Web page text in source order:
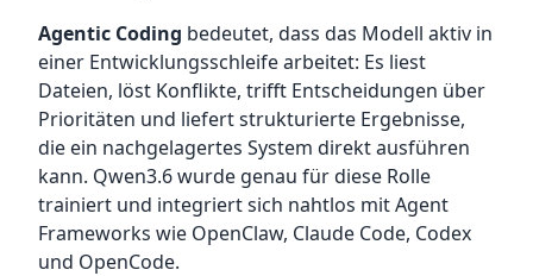
Agentic Coding bedeutet, dass das Modell aktiv in
einer Entwicklungsschleife arbeitet: Es liest
Dateien, löst Konflikte, trifft Entscheidungen über
Prioritäten und liefert strukturierte Ergebnisse,
die ein nachgelagertes System direkt ausführen
kann. Qwen3.6 wurde genau für diese Rolle
trainiert und integriert sich nahtlos mit Agent
Frameworks wie OpenClaw, Claude Code, Codex
und OpenCode.